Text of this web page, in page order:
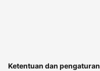
Ketentuan dan pengaturan